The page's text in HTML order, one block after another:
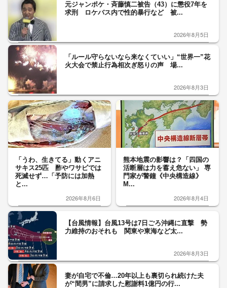
元ジャンポケ・斉藤慎二被告（43）に懲役7年を
求刑 ロケバス内で性的暴行など 被...
2026年8月5日
「ルール守らないなら来なくていい」“世界一”花
火大会で禁止行為相次ぎ怒りの声 場...
2026年8月3日
「うわ、生きてる」動くアニ
サキス25匹 酢やワサビでは
死滅せず…「予防には加熱
と...
2026年8月6日
熊本地震の影響は？「四国の
活断層は力を蓄え危ない」 専
門家が警鐘《中央構造線》
M...
2026年8月4日
【台風情報】台風13号は7日ごろ沖縄に直撃 勢
力維持のおそれも 関東や東海など太...
2026年8月3日
妻が自宅で不倫…20年以上も裏切られ続けた夫
が“間男”に請求した慰謝料1億円の行...